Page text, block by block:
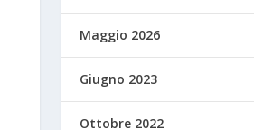
Maggio 2026
Giugno 2023
Ottobre 2022